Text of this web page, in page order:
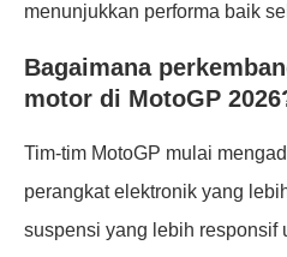
menunjukkan performa baik
Bagaimana
motor di MotoGP
Tim-tim MotoGP mulai
perangkat elektronik yang
suspensi yang lebih responsif